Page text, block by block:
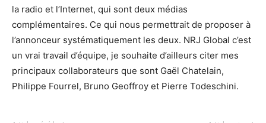
la radio et l’Internet, qui sont deux médias
complémentaires. Ce qui nous permettrait de proposer à
l’annonceur systématiquement les deux. NRJ Global c’est
un vrai travail d’équipe, je souhaite d’ailleurs citer mes
principaux collaborateurs que sont Gaël Chatelain,
Philippe Fourrel, Bruno Geoffroy et Pierre Todeschini.